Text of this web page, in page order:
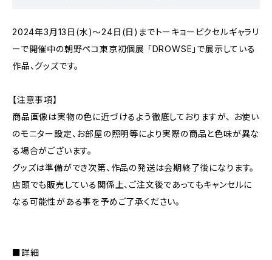
2024年3月13日(水)〜24日(日)までトーキョーピクセルギャラリ
ーで開催中の朝野ペコ東京初個展 「DROWSE」で展示している
作品、グッズです。
【注意事項】
商品画像は実物の色に近づけるよう徹底しておりますが、 お使い
のモニター設定、お部屋の照明等により実際の商品と色味が異な
る場合がございます。
グッズは準備ができ次第、作品の発送は会期終了後になります。
店頭でも販売している関係上、ご注文後であってもキャンセルに
なる可能性がある事を予めご了承ください。
■詳細